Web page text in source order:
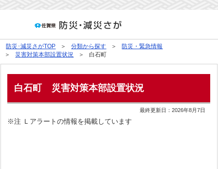
防災･減災さがTOP 分類から探す
防災・緊急情報
災害対策本部設置状況
白石町
白石町 災害対策本部設置状況
最終更新日：2026年8月7日
※注 Ｌアラートの情報を掲載しています